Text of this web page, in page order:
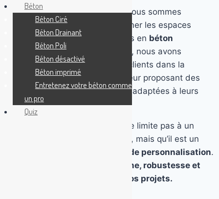
ChezBéton Décoratif France, nous sommes
passionnés par l’art de transformer les espaces
grâce à des solutions innovantes en béton
décoratif. Depuis notre création, nous avons
accompagné des centaines de clients dans la
réalisation de leurs projets, en leur proposant des
surfaces élégantes, durables et adaptées à leurs
besoins.
Nous croyons que le béton ne se limite pas à un
simple matériau de construction, mais qu’il est un
design et de personnalisation.
Allier esthétisme, robustesse et
innovation pour donner vie à vos projets.
Béton
Béton Ciré
Béton Drainant
Béton Poli
Béton désactivé
Béton imprimé
Entretenez votre béton comme
un pro
Quiz